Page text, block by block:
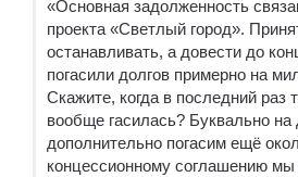
«Основная задолженность
проекта «Светлый город».
останавливать, а довести до
погасили долгов примерно на
Скажите, когда в последний раз
вообще гасилась? Буквально
дополнительно погасим ещё
концессионному соглашению